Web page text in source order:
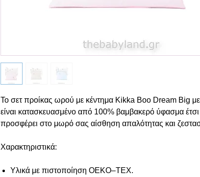
Το σετ προίκας ωρού με κέντημα Kikka Boo Dream Big
είναι κατασκευασμένο από 100% βαμβακερό ύφασμα
προσφέρει στο μωρό σας αίσθηση απαλότητας και
Χαρακτηριστικά:
Υλικά με πιστοποίηση OEKO–TEX.